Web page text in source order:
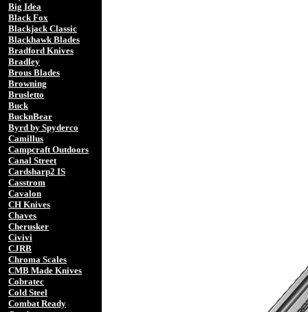
Big Idea
Black Fox
Blackjack Classic
Blackhawk Blades
Bradford Knives
Bradley
Brous Blades
Browning
Brusletto
Buck
BucknBear
Byrd by Spyderco
Camillus
Campcraft Outdoors
Canal Street
Cardsharp2 IS
Casstrom
Cavalon
CH Knives
Chaves
Cherusker
Civivi
CJRB
Chroma Scales
CMB Made Knives
Cobratec
Cold Steel
Combat Ready